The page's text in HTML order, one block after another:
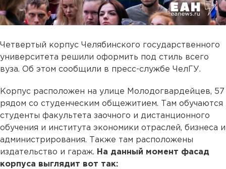
Четвертый корпус Челябинского государственного
университета решили оформить под стиль всего
вуза. Об этом сообщили в пресс-службе ЧелГУ.
Корпус расположен на улице Молодогвардейцев, 57
рядом со студенческим общежитием. Там обучаются
студенты факультета заочного и дистанционного
обучения и института экономики отраслей, бизнеса и
администрирования. Также там расположены
издательство и гараж. На данный момент фасад
корпуса выглядит вот так: